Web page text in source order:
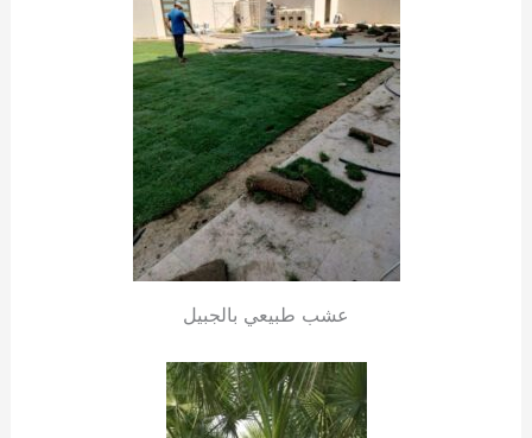
عشب طبيعي بالجبيل